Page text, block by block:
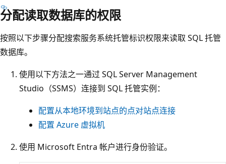
分配读取数据库的权限
按照以下步骤分配搜索服务系统托管标识权限来读取 SQL 托管
数据库。
使用以下方法之一通过 SQL Server Management
Studio（SSMS）连接到 SQL 托管实例：
配置从本地环境到站点的点对站点连接
配置 Azure 虚拟机
使用 Microsoft Entra 帐户进行身份验证。